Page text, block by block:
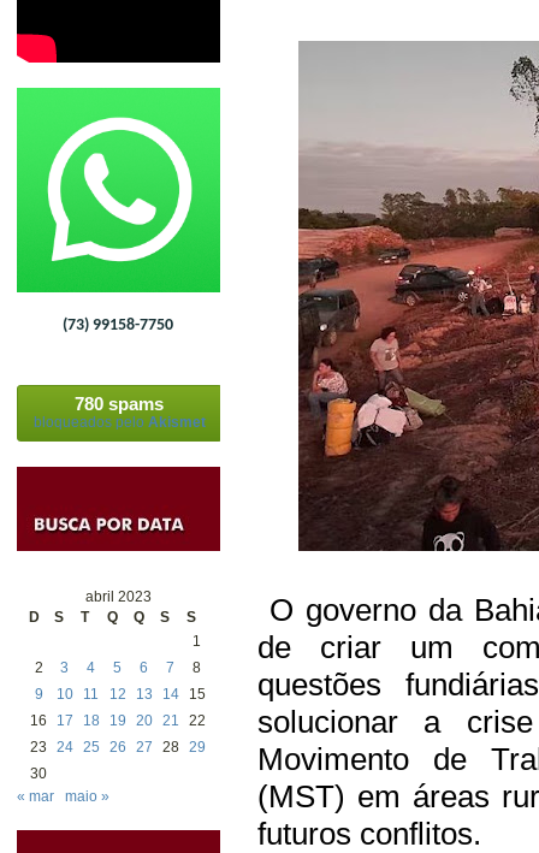
(73) 99158-7750
780 spams
bloqueados pelo Akismet
abril 2023
D
S T Q Q S
S
1
2
3 4 5 6 7
8
9
10 11 12 13 14
15
16
17 18 19 20 21
22
23
24 25 26 27 28 29
30
« mar
maio »
O governo da
de criar um
questões
solucionar a
Movimento de
(MST) em áreas
futuros conflitos.